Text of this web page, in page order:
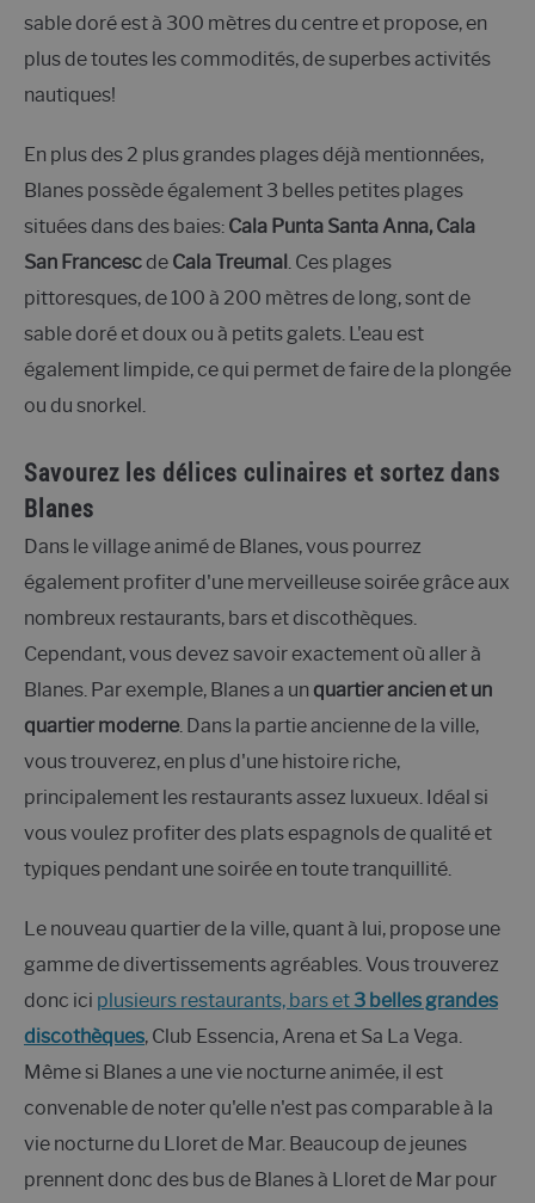
sable doré est à 300 mètres du centre et propose, en
plus de toutes les commodités, de superbes activités
nautiques!
En plus des 2 plus grandes plages déjà mentionnées,
Blanes possède également 3 belles petites plages
situées dans des baies: Cala Punta Santa Anna, Cala
San Francesc de Cala Treumal. Ces plages
pittoresques, de 100 à 200 mètres de long, sont de
sable doré et doux ou à petits galets. L'eau est
également limpide, ce qui permet de faire de la plongée
ou du snorkel.
Savourez les délices culinaires et sortez dans
Blanes
Dans le village animé de Blanes, vous pourrez
également profiter d'une merveilleuse soirée grâce aux
nombreux restaurants, bars et discothèques.
Cependant, vous devez savoir exactement où aller à
Blanes. Par exemple, Blanes a un quartier ancien et un
quartier moderne. Dans la partie ancienne de la ville,
vous trouverez, en plus d'une histoire riche,
principalement les restaurants assez luxueux. Idéal si
vous voulez profiter des plats espagnols de qualité et
typiques pendant une soirée en toute tranquillité.
Le nouveau quartier de la ville, quant à lui, propose une
gamme de divertissements agréables. Vous trouverez
donc ici plusieurs restaurants, bars et 3 belles grandes
discothèques, Club Essencia, Arena et Sa La Vega.
Même si Blanes a une vie nocturne animée, il est
convenable de noter qu'elle n'est pas comparable à la
vie nocturne du Lloret de Mar. Beaucoup de jeunes
prennent donc des bus de Blanes à Lloret de Mar pour